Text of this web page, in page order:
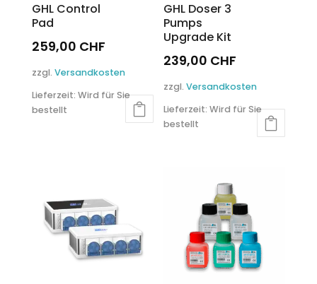
GHL Control
Pad
259,00 CHF
zzgl. Versandkosten
Lieferzeit: Wird für Sie
bestellt
GHL Doser 3
Pumps
Upgrade Kit
239,00 CHF
zzgl.Versandkosten
Lieferzeit:Wird für Sie
bestellt